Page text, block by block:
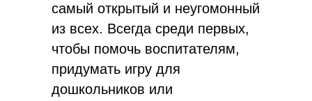
самый открытый и неугомонный
из всех. Всегда среди первых,
чтобы помочь воспитателям,
придумать игру для
дошкольников или